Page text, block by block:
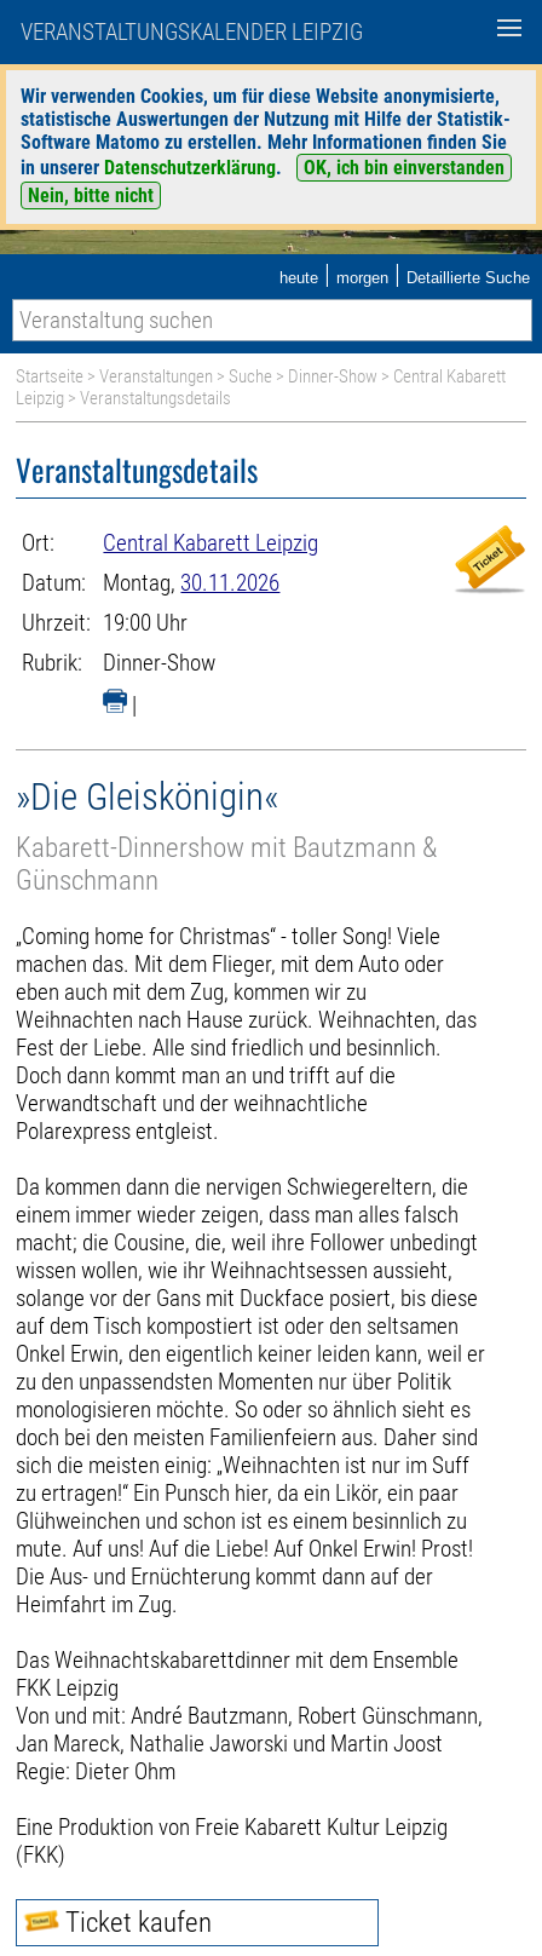
VERANSTALTUNGSKALENDER LEIPZIG
Wir verwenden Cookies, um für diese Website anonymisierte,
statistische Auswertungen der Nutzung mit Hilfe der Statistik-
Software Matomo zu erstellen. Mehr Informationen finden Sie
in unserer Datenschutzerklärung.
OK, ich bin einverstanden
Nein, bitte nicht
heute | morgen | Detaillierte Suche
Startseite >Veranstaltungen > Suche > Dinner-Show > Central Kabarett
Leipzig > Veranstaltungsdetails
Veranstaltungsdetails
Ort:
Central Kabarett Leipzig
Datum:
Montag, 30.11.2026
Uhrzeit: 19:00 Uhr
Rubrik:
Dinner-Show
|
»Die Gleiskönigin«
Kabarett-Dinnershow mit Bautzmann &
Günschmann
„Coming home for Christmas“ - toller Song! Viele
machen das. Mit dem Flieger, mit dem Auto oder
eben auch mit dem Zug, kommen wir zu
Weihnachten nach Hause zurück. Weihnachten, das
Fest der Liebe. Alle sind friedlich und besinnlich.
Doch dann kommt man an und trifft auf die
Verwandtschaft und der weihnachtliche
Polarexpress entgleist.
Da kommen dann die nervigen Schwiegereltern, die
einem immer wieder zeigen, dass man alles falsch
macht; die Cousine, die, weil ihre Follower unbedingt
wissen wollen, wie ihr Weihnachtsessen aussieht,
solange vor der Gans mit Duckface posiert, bis diese
auf dem Tisch kompostiert ist oder den seltsamen
Onkel Erwin, den eigentlich keiner leiden kann, weil er
zu den unpassendsten Momenten nur über Politik
monologisieren möchte. So oder so ähnlich sieht es
doch bei den meisten Familienfeiern aus. Daher sind
sich die meisten einig: „Weihnachten ist nur im Suff
zu ertragen!“ Ein Punsch hier, da ein Likör, ein paar
Glühweinchen und schon ist es einem besinnlich zu
mute. Auf uns! Auf die Liebe! Auf Onkel Erwin! Prost!
Die Aus- und Ernüchterung kommt dann auf der
Heimfahrt im Zug.
Das Weihnachtskabarettdinner mit dem Ensemble
FKK Leipzig
Von und mit: André Bautzmann, Robert Günschmann,
Jan Mareck, Nathalie Jaworski und Martin Joost
Regie: Dieter Ohm
Eine Produktion von Freie Kabarett Kultur Leipzig
(FKK)
Ticket kaufen